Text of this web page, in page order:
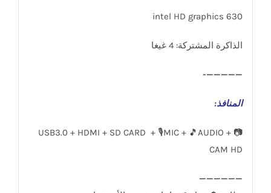
intel HD graphics 630
الذاكرة المشتركة: 4 غيغا
—————-
المنافذ:
USB3.0 + HDMI + SD CARD + 🎙️MIC + 🎵AUDIO + 📷
CAM HD